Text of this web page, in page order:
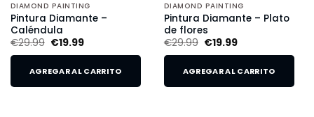
DIAMOND PAINTING
Pintura Diamante –
Caléndula
€29.99 €19.99
AGREGAR AL CARRITO
DIAMOND PAINTING
Pintura Diamante – Plato
de flores
€29.99 €19.99
AGREGAR AL CARRITO